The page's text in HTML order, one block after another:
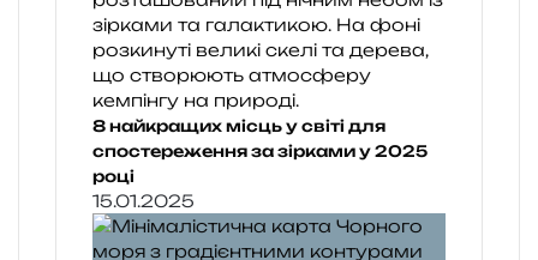
8 найкращих місць у світі для
спостереження за зірками у 2025
році
15.01.2025